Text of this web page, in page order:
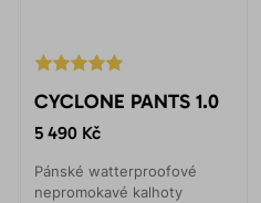
CYCLONE PANTS 1.0
5 490 Kč
Pánské watterproofové
nepromokavé kalhoty